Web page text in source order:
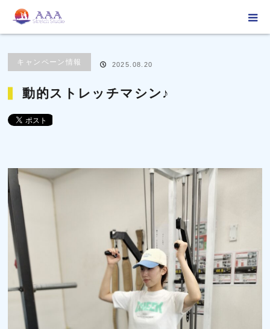
ブログ
キャンペーン情報 2025.08.20
動的ストレッチマシン♪